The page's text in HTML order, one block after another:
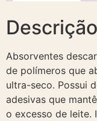
Descrição
Absorventes
de polímeros que
ultra-seco. Possui
adesivas que
o excesso de leite.